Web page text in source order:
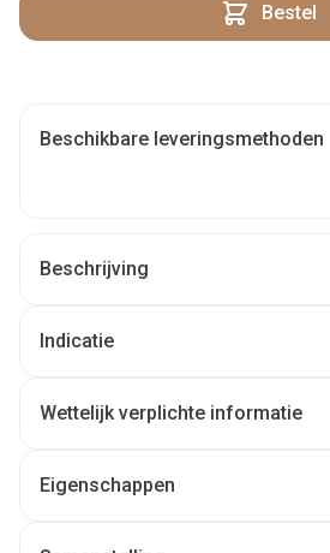
Bestel
Beschikbare leveringsmethoden
Beschrijving
Indicatie
Wettelijk verplichte informatie
Eigenschappen